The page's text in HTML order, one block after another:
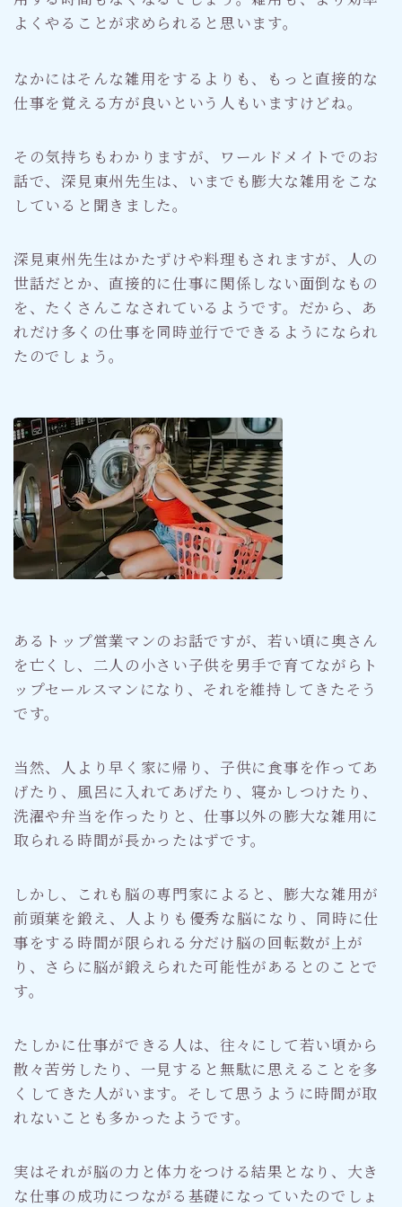
よくやることが求められると思います。
なかにはそんな雑用をするよりも、もっと直接的な
仕事を覚える方が良いという人もいますけどね。
その気持ちもわかりますが、ワールドメイトでのお
話で、深見東州先生は、いまでも膨大な雑用をこな
していると聞きました。
深見東州先生はかたずけや料理もされますが、人の
世話だとか、直接的に仕事に関係しない面倒なもの
を、たくさんこなされているようです。だから、あ
れだけ多くの仕事を同時並行でできるようになられ
たのでしょう。
あるトップ営業マンのお話ですが、若い頃に奥さん
を亡くし、二人の小さい子供を男手で育てながらト
ップセールスマンになり、それを維持してきたそう
です。
当然、人より早く家に帰り、子供に食事を作ってあ
げたり、風呂に入れてあげたり、寝かしつけたり、
洗濯や弁当を作ったりと、仕事以外の膨大な雑用に
取られる時間が長かったはずです。
しかし、これも脳の専門家によると、膨大な雑用が
前頭葉を鍛え、人よりも優秀な脳になり、同時に仕
事をする時間が限られる分だけ脳の回転数が上が
り、さらに脳が鍛えられた可能性があるとのことで
す。
たしかに仕事ができる人は、往々にして若い頃から
散々苦労したり、一見すると無駄に思えることを多
くしてきた人がいます。そして思うように時間が取
れないことも多かったようです。
実はそれが脳の力と体力をつける結果となり、大き
な仕事の成功につながる基礎になっていたのでしょ